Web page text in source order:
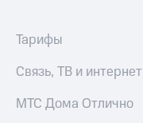
Тарифы
Связь, ТВ и интернет
МТС Дома Отлично